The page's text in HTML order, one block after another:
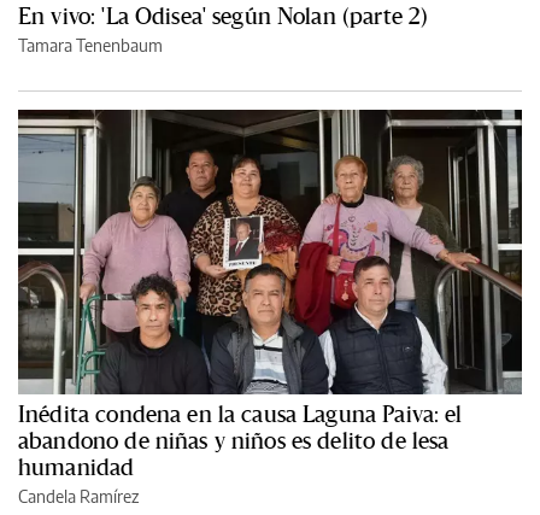
En vivo: 'La Odisea' según Nolan (parte 2)
Tamara Tenenbaum
Inédita condena en la causa Laguna Paiva: el
abandono de niñas y niños es delito de lesa
humanidad
Candela Ramírez